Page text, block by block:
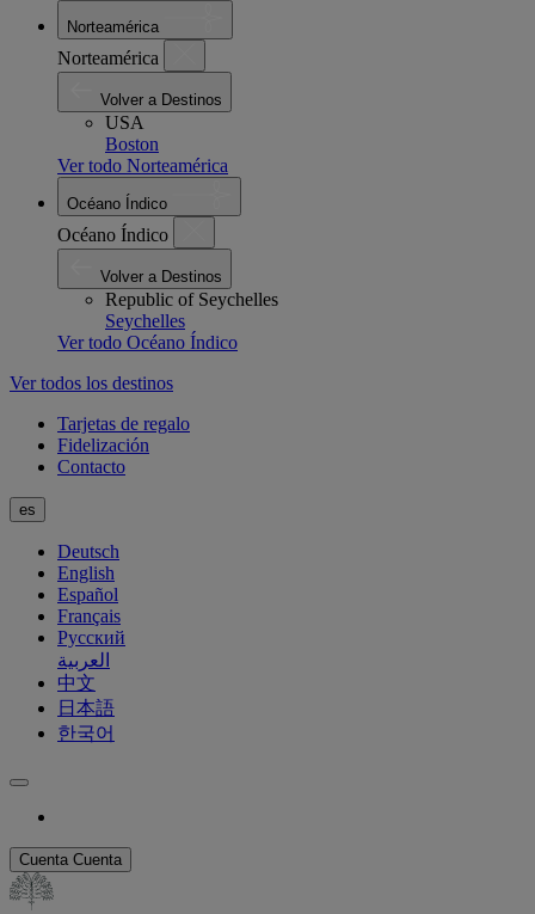
Norteamérica
Norteamérica
Volver a Destinos
USA
Boston
Ver todo Norteamérica
Océano Índico
Océano Índico
Volver a Destinos
Republic of Seychelles
Seychelles
Ver todo Océano Índico
Ver todos los destinos
Tarjetas de regalo
Fidelización
Contacto
es
Deutsch
English
Español
Français
Русский
العربية
中文
日本語
한국어
Cuenta Cuenta